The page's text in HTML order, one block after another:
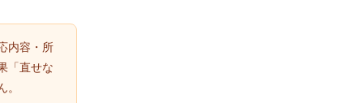
内容・所
「直せな